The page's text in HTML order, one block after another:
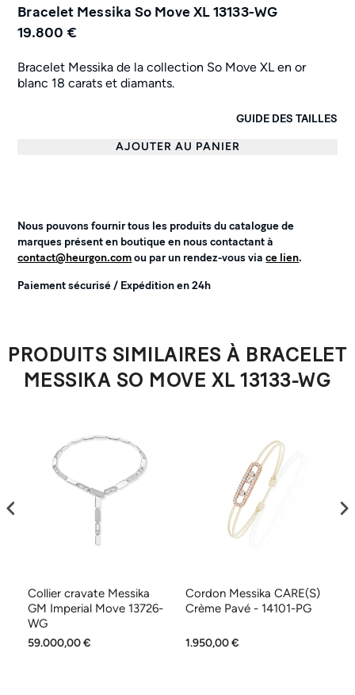
Bracelet Messika So Move XL 13133-WG
19.800 €
Bracelet Messika de la collection So Move XL en or
blanc 18 carats et diamants.
GUIDE DES TAILLES
AJOUTER AU PANIER
Nous pouvons fournir tous les produits du catalogue de
marques présent en boutique en nous contactant à
contact@heurgon.comou par un rendez-vous viace lien.
Paiement sécurisé / Expédition en 24h
PRODUITS SIMILAIRES À BRACELET
MESSIKA SO MOVE XL 13133-WG
Collier cravate Messika
GM Imperial Move 13726-
WG
59.000,00 €
Cordon Messika CARE(S)
Crème Pavé - 14101-PG
1.950,00 €